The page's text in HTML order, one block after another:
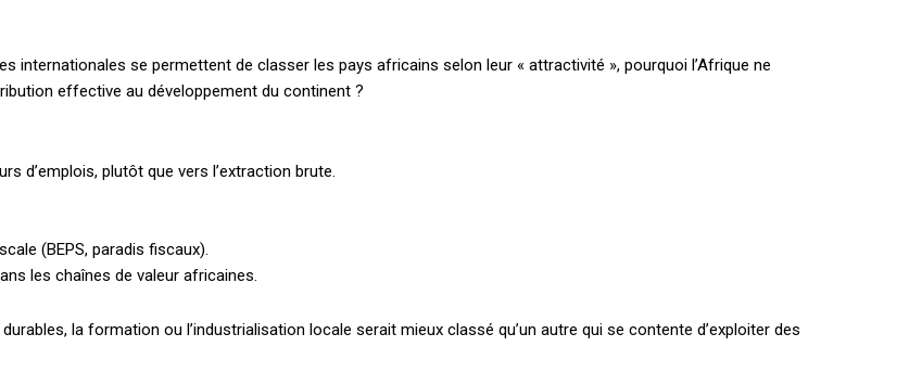
internationales se permettent de classer les pays africains selon leur « attractivité », pourquoi l’Afrique ne
effective au développement du continent ?
d’emplois, plutôt que vers l’extraction brute.
(BEPS, paradis fiscaux).
les chaînes de valeur africaines.
la formation ou l’industrialisation locale serait mieux classé qu’un autre qui se contente d’exploiter des